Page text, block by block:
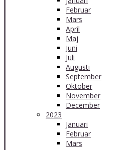
Februar
Mars
April
Maj
Juni
Juli
Augusti
September
Oktober
November
December
2023
Januari
Februar
Mars